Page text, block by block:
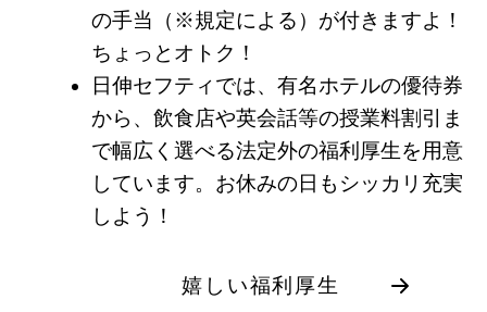
の手当（※規定による）が付きますよ！
ちょっとオトク！
日伸セフティでは、有名ホテルの優待券
から、飲食店や英会話等の授業料割引ま
で幅広く選べる法定外の福利厚生を用意
しています。お休みの日もシッカリ充実
しよう！
嬉しい福利厚生